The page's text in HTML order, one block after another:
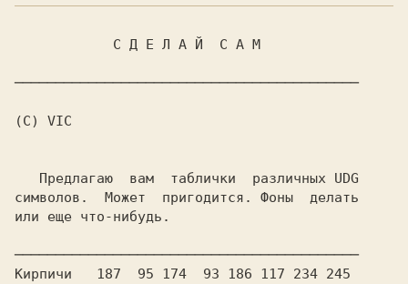
──────────────────────────────────────────
(C) VIC
символов.  Может  пригодится. Фоны  делать
или еще что-нибудь.
──────────────────────────────────────────
Кирпичи   187  95 174  93 186 117 234 245